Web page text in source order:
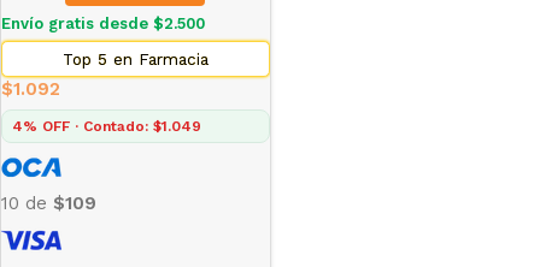
Envío gratis desde $2.500
Top 5 en Farmacia
$1.092
4% OFF · Contado: $1.049
10 de $109